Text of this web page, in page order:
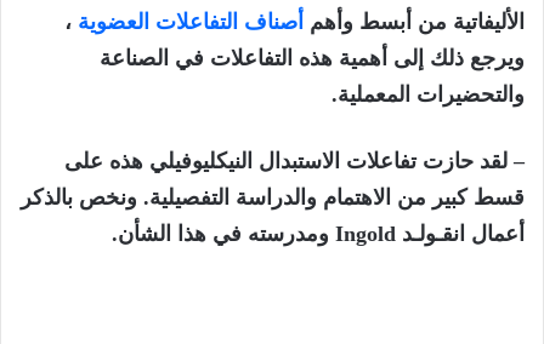
الأليفاتية من أبسط وأهم أصناف التفاعلات العضوية ،
ويرجع ذلك إلى أهمية هذه التفاعلات في الصناعة
والتحضيرات المعملية.
– لقد حازت تفاعلات الاستبدال النيكليوفيلي هذه على
قسط كبير من الاهتمام والدراسة التفصيلية. ونخص بالذكر
أعمال انقـولـد Ingold ومدرسته في هذا الشأن.